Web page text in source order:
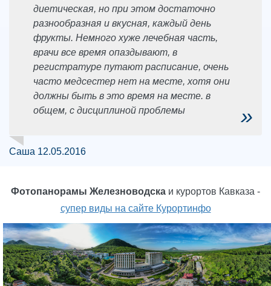
диетическая, но при этом достаточно
разнообразная и вкусная, каждый день
фрукты. Немного хуже лечебная часть,
врачи все время опаздывают, в
регистратуре путают расписание, очень
часто медсестер нет на месте, хотя они
должны быть в это время на месте. в
общем, с дисциплиной проблемы
»
Саша 12.05.2016
Фотопанорамы Железноводска и курортов Кавказа -
супер виды на сайте Курортинфо